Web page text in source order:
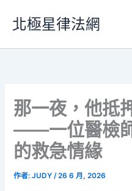
要
北極星律法網
那一夜，他抵
——一位醫檢
的救急情緣
作者:JUDY/26 6 月, 2026